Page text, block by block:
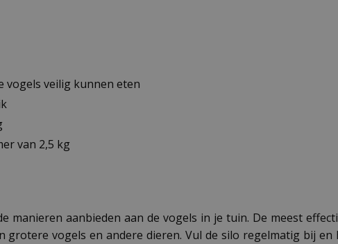
vogels veilig kunnen eten
van 2,5 kg
manieren aanbieden aan de vogels in je tuin. De meest
grotere vogels en andere dieren. Vul de silo regelmatig bij